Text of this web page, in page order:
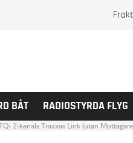
BÅT RADIOSTYRDA FLYG
2-kanals Traxxas Link (utan